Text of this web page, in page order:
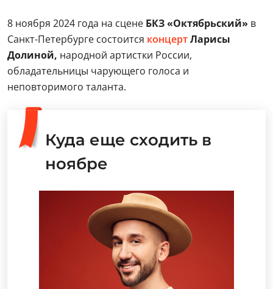
8 ноября 2024 года на сцене БКЗ «Октябрьский» в
Санкт-Петербурге состоится концертЛарисы
Долиной, народной артистки России,
обладательницы чарующего голоса и
неповторимого таланта.
Куда еще сходить в
ноябре